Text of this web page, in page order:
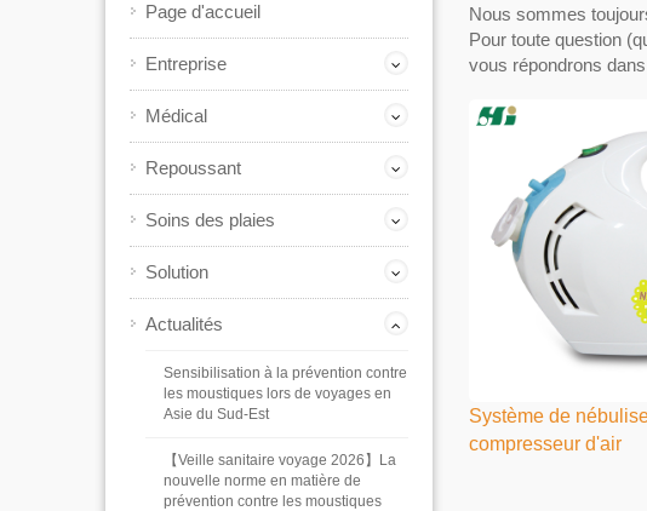
Page d'accueil
Entreprise
Médical
Repoussant
Soins des plaies
Solution
Actualités
Sensibilisation à la prévention contre
les moustiques lors de voyages en
Asie du Sud-Est
【Veille sanitaire voyage 2026】La
nouvelle norme en matière de
prévention contre les moustiques
Nous sommes
Pour toute question
vous répondrons
Système de
compresseur d'air